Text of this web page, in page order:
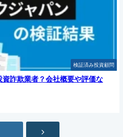
検証済み投資顧問
詐欺業者？会社概要や評価な